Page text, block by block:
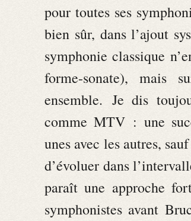
pour toutes ses
bien sûr, dans l’ajout
symphonie classique
forme-sonate), mais
ensemble. Je dis
comme MTV : une
unes avec les autres,
d’évoluer dans
paraît une approche
symphonistes avant